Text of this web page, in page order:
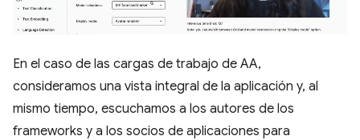
En el caso de las cargas de trabajo de AA,
consideramos una vista integral de la aplicación y, al
mismo tiempo, escuchamos a los autores de los
frameworks y a los socios de aplicaciones para